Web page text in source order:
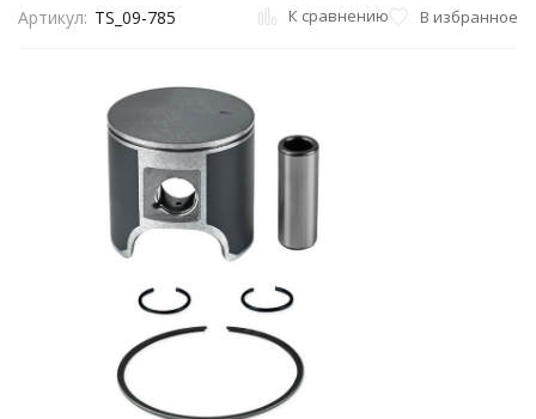
Артикул: TS_09-785 К сравнению В избранное